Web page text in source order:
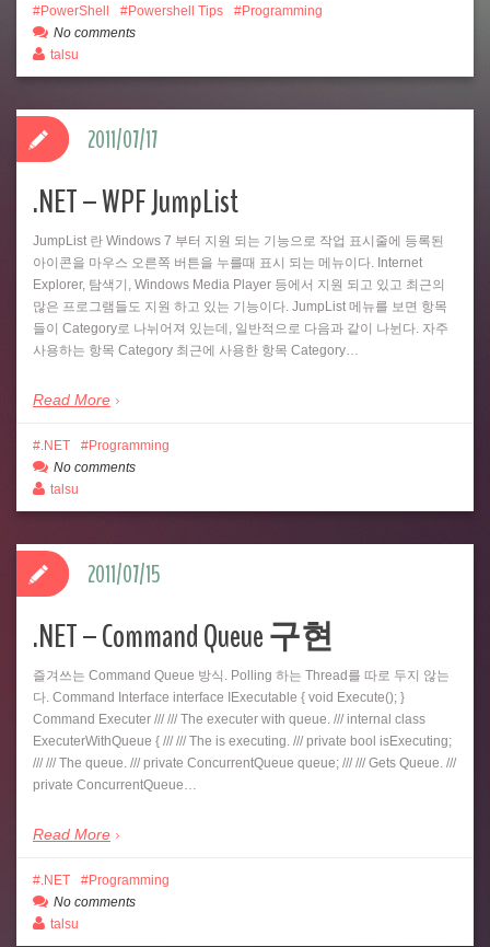
PowerShell Powershell Tips
Programming
No comments
talsu
.NET – WPF JumpList
JumpList 란 Windows 7 부터 지원 되는 기능으로 작업 표시줄에 등록된
아이콘을 마우스 오른쪽 버튼을 누를때 표시 되는 메뉴이다. Internet
Explorer, 탐색기, Windows Media Player 등에서 지원 되고 있고 최근의
많은 프로그램들도 지원 하고 있는 기능이다. JumpList 메뉴를 보면 항목
들이 Category로 나뉘어져 있는데, 일반적으로 다음과 같이 나뉜다. 자주
사용하는 항목 Category 최근에 사용한 항목 Category…
Read More
2011/07/17
.NET
Programming
No comments
talsu
.NET – Command Queue 구현
즐겨쓰는 Command Queue 방식. Polling 하는 Thread를 따로 두지 않는
다. Command Interface interface IExecutable { void Execute(); }
Command Executer /// /// The executer with queue. /// internal class
ExecuterWithQueue { /// /// The is executing. /// private bool isExecuting;
/// /// The queue. /// private ConcurrentQueue queue; /// /// Gets Queue. ///
private ConcurrentQueue…
Read More
2011/07/15
.NET
Programming
No comments
talsu